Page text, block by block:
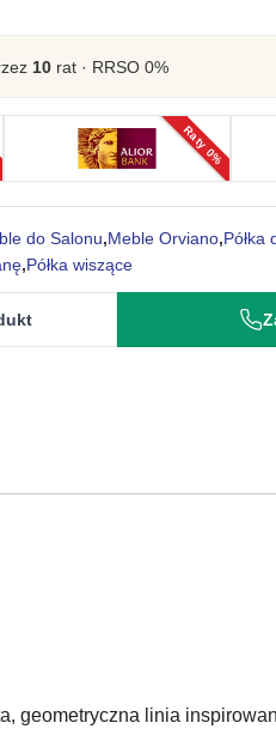
10 rat · RRSO 0%
Raty 0%
do Salonu,Meble Orviano,Półka
,Półka wiszące
geometryczna linia